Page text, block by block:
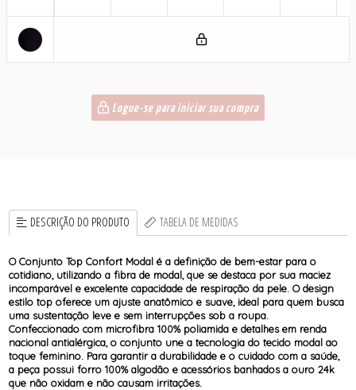
Logue-se para iniciar sua compra
DESCRIÇÃO DO PRODUTO TABELA DE MEDIDAS
O Conjunto Top Confort Modal é a definição de bem-estar para o
cotidiano, utilizando a fibra de modal, que se destaca por sua maciez
incomparável e excelente capacidade de respiração da pele. O design
estilo top oferece um ajuste anatômico e suave, ideal para quem busca
uma sustentação leve e sem interrupções sob a roupa.
Confeccionado com microfibra 100% poliamida e detalhes em renda
nacional antialérgica, o conjunto une a tecnologia do tecido modal ao
toque feminino. Para garantir a durabilidade e o cuidado com a saúde,
a peça possui forro 100% algodão e acessórios banhados a ouro 24k
que não oxidam e não causam irritações.